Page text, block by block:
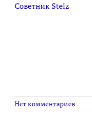
Советник Stelz
Нет комментариев